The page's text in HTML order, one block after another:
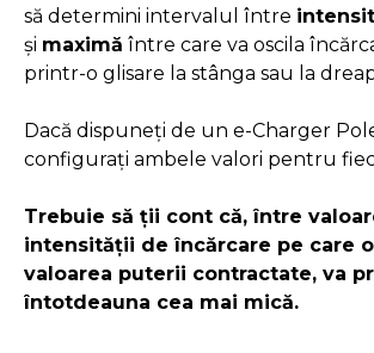
să determini intervalul între
și maximă între care va oscila
printr-o glisare la stânga sau la
Dacă dispuneți de un e-Charger
configurați ambele valori pentru
Trebuie să ții cont că, între
intensității de încărcare pe care
valoarea puterii contractate, va
întotdeauna cea mai mică.